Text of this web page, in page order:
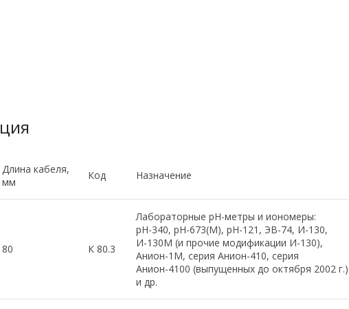
Длина кабеля,
мм
Код Назначение
80 К 80.3
Лабораторные рН-метры и иономеры:
pH-340, pH-673(М), pH-121, ЭВ-74, И-130,
И-130М (и прочие модификации И-130),
Анион-1М, серия Анион-410, серия
Анион-4100 (выпущенных до октября 2002 г.)
и др.